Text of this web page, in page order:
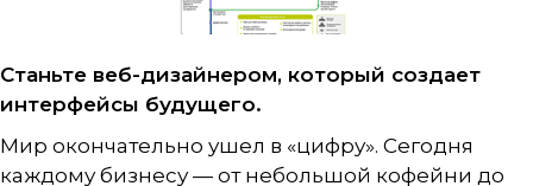
Станьте веб-дизайнером, который создает
интерфейсы будущего.
Мир окончательно ушел в «цифру». Сегодня
каждому бизнесу — от небольшой кофейни до